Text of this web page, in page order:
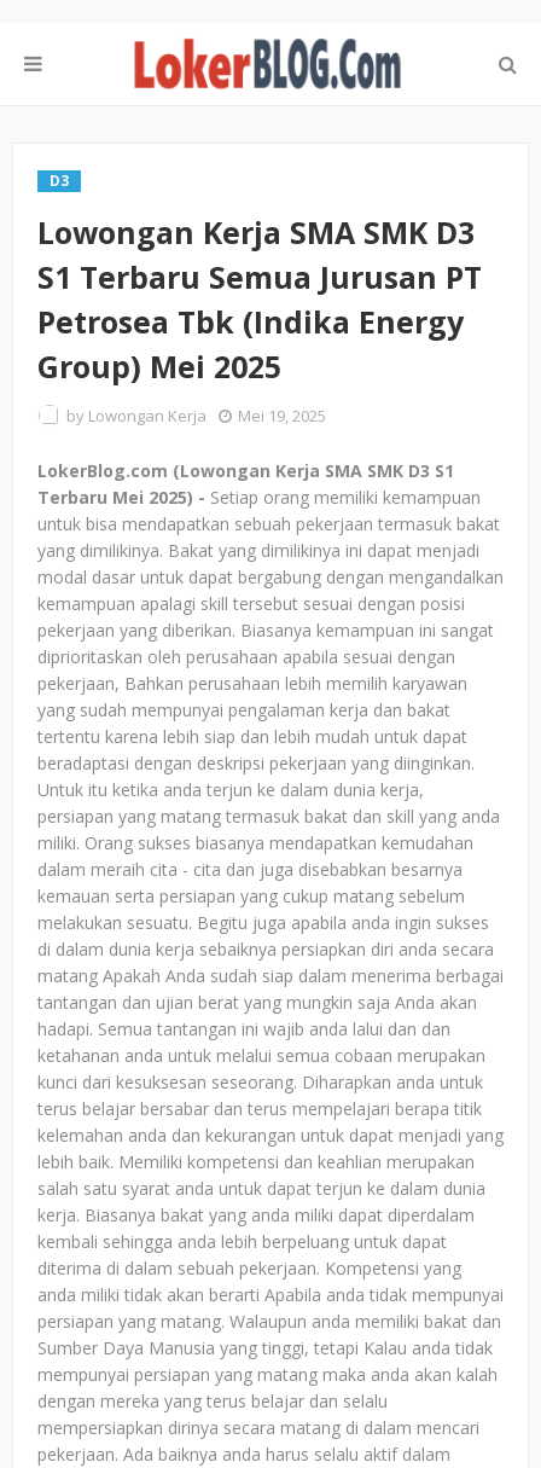
D3
Lowongan Kerja SMA SMK D3
S1 Terbaru Semua Jurusan PT
Petrosea Tbk (Indika Energy
Group) Mei 2025
by Lowongan Kerja Mei 19, 2025
LokerBlog.com (Lowongan Kerja SMA SMK D3 S1
Terbaru Mei 2025) - Setiap orang memiliki kemampuan
untuk bisa mendapatkan sebuah pekerjaan termasuk bakat
yang dimilikinya. Bakat yang dimilikinya ini dapat menjadi
modal dasar untuk dapat bergabung dengan mengandalkan
kemampuan apalagi skill tersebut sesuai dengan posisi
pekerjaan yang diberikan. Biasanya kemampuan ini sangat
diprioritaskan oleh perusahaan apabila sesuai dengan
pekerjaan, Bahkan perusahaan lebih memilih karyawan
yang sudah mempunyai pengalaman kerja dan bakat
tertentu karena lebih siap dan lebih mudah untuk dapat
beradaptasi dengan deskripsi pekerjaan yang diinginkan.
Untuk itu ketika anda terjun ke dalam dunia kerja,
persiapan yang matang termasuk bakat dan skill yang anda
miliki. Orang sukses biasanya mendapatkan kemudahan
dalam meraih cita - cita dan juga disebabkan besarnya
kemauan serta persiapan yang cukup matang sebelum
melakukan sesuatu. Begitu juga apabila anda ingin sukses
di dalam dunia kerja sebaiknya persiapkan diri anda secara
matang Apakah Anda sudah siap dalam menerima berbagai
tantangan dan ujian berat yang mungkin saja Anda akan
hadapi. Semua tantangan ini wajib anda lalui dan dan
ketahanan anda untuk melalui semua cobaan merupakan
kunci dari kesuksesan seseorang. Diharapkan anda untuk
terus belajar bersabar dan terus mempelajari berapa titik
kelemahan anda dan kekurangan untuk dapat menjadi yang
lebih baik. Memiliki kompetensi dan keahlian merupakan
salah satu syarat anda untuk dapat terjun ke dalam dunia
kerja. Biasanya bakat yang anda miliki dapat diperdalam
kembali sehingga anda lebih berpeluang untuk dapat
diterima di dalam sebuah pekerjaan. Kompetensi yang
anda miliki tidak akan berarti Apabila anda tidak mempunyai
persiapan yang matang. Walaupun anda memiliki bakat dan
Sumber Daya Manusia yang tinggi, tetapi Kalau anda tidak
mempunyai persiapan yang matang maka anda akan kalah
dengan mereka yang terus belajar dan selalu
mempersiapkan dirinya secara matang di dalam mencari
pekerjaan. Ada baiknya anda harus selalu aktif dalam